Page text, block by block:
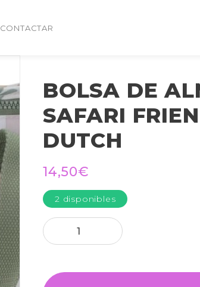
CONTACTAR
BOLSA DE
SAFARI
DUTCH
14,50€
2 disponibles